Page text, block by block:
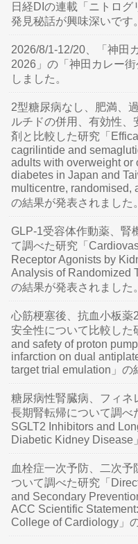
日経DIの連載「ニトロ
発見秘話が興味深いです。
2026/8/1-12/20、「神田
2026」の「神田カレー
しました。
2型糖尿病なし、肥満、
ルチドの併用、有効性
剤と比較した研究「
cagrilintide and
adults with overweight or
diabetes in Japan and
multicentre, randomised,
の結果が発表されました。
GLP-1受容体作動薬、腎
て調べた研究「
Receptor Agonists by
Analysis of Randomized
の結果が発表されました。
心筋梗塞後、抗血小板薬
安全性について比較した
and safety of proton
infarction on dual
target trial emulation」の
糖尿病性腎臓病、フィネ
長期腎転帰について調
SGLT2 Inhibitors and
Diabetic Kidney Disease
血栓症一次予防、二次予
ついて調べた研究「
and Secondary
ACC Scientific
College of Cardiology」